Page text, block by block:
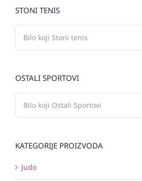
STONI TENIS
OSTALI SPORTOVI
KATEGORIJE PROIZVODA
Judo